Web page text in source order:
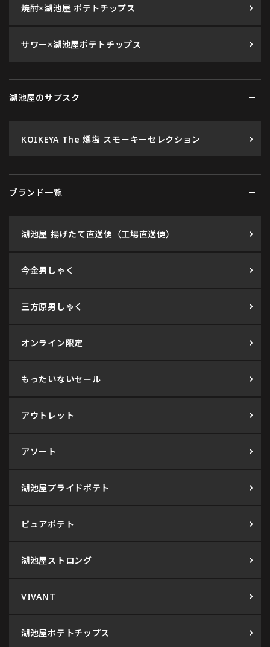
焼酎×湖池屋 ポテトチップス
サワー×湖池屋ポテトチップス
湖池屋のサブスク
KOIKEYA The 燻塩 スモーキーセレクション
ブランド一覧
湖池屋 揚げたて直送便（工場直送便）
今金男しゃく
三方原男しゃく
オンライン限定
もったいないセール
アウトレット
アソート
湖池屋プライドポテト
ピュアポテト
湖池屋ストロング
VIVANT
湖池屋ポテトチップス